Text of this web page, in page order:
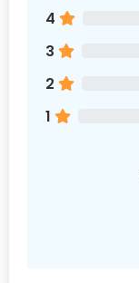
4
3
2
1